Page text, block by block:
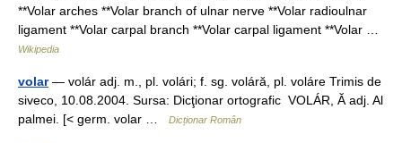
**Volar arches **Volar branch of ulnar nerve **Volar radioulnar
ligament **Volar carpal branch **Volar carpal ligament **Volar …
Wikipedia
volar— volár adj. m., pl. volári; f. sg. voláră, pl. voláre Trimis de
siveco, 10.08.2004. Sursa: Dicţionar ortografic VOLÁR, Ă adj. Al
palmei. [< germ. volar …
Dicționar Român